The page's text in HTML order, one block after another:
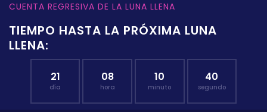
CUENTA REGRESIVA DE LA LUNA LLENA
TIEMPO HASTA LA PRÓXIMA LUNA
LLENA:
21
día
08
hora
10
minuto
39
segundo